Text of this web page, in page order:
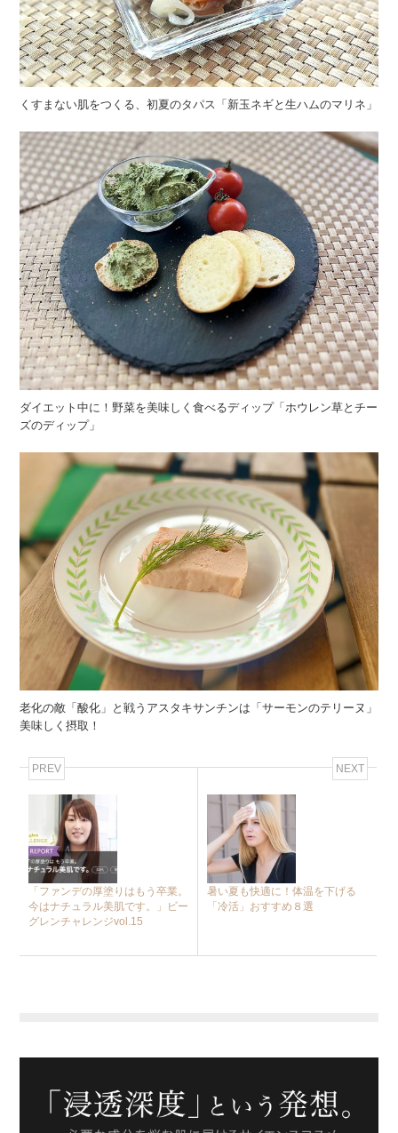
くすまない肌をつくる、初夏のタパス「新玉ネギと生ハムのマリネ」
ダイエット中に！野菜を美味しく食べるディップ「ホウレン草とチー
ズのディップ」
老化の敵「酸化」と戦うアスタキサンチンは「サーモンのテリーヌ」
美味しく摂取！
PREV
「ファンデの厚塗りはもう卒業。
今はナチュラル美肌です。」ビー
グレンチャレンジvol.15
NEXT
暑い夏も快適に！体温を下げる
「冷活」おすすめ８選